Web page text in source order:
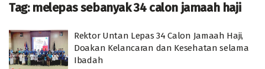
Tag: melepas sebanyak 34 calon jamaah haji
Rektor Untan Lepas 34 Calon Jamaah Haji,
Doakan Kelancaran dan Kesehatan selama
Ibadah